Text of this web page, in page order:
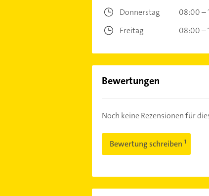
Donnerstag
08:00 –
Freitag
08:00 –
Bewertungen
Noch keine Rezensionen für
Bewertung schreiben